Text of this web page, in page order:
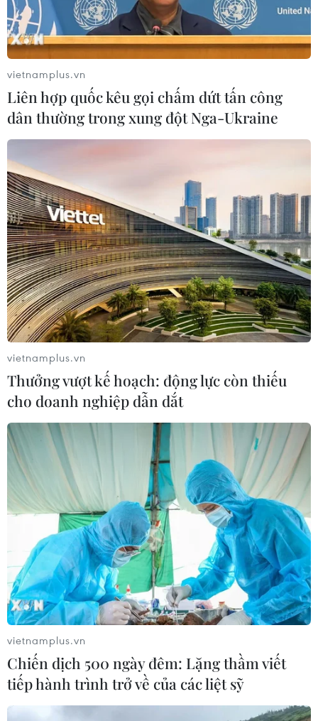
Nhật yêu cầu Mỹ giải quyết vấn đề an toàn
của các máy bay đồn trú
24/01/2018 08:10
Nhật Bản yêu cầu quân đội Mỹ giải quyết triệt để vấn
đề kỹ thuật đối với các máy bay đồn trú tại tại Okinawa
sau hàng loạt sự cố máy bay gần đây khiến dân cư địa
phương lo ngại.
vietnamplus.vn
Liên hợp quốc kêu gọi chấm dứt tấn công
dân thường trong xung đột Nga-Ukraine
vietnamplus.vn
Thưởng vượt kế hoạch: động lực còn thiếu
cho doanh nghiệp dẫn dắt
vietnamplus.vn
Chiến dịch 500 ngày đêm: Lặng thầm viết
tiếp hành trình trở về của các liệt sỹ